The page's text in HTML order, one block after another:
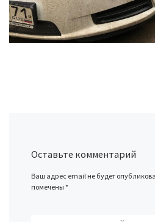
Оставьте комментарий
Ваш адрес email не будет
помечены*